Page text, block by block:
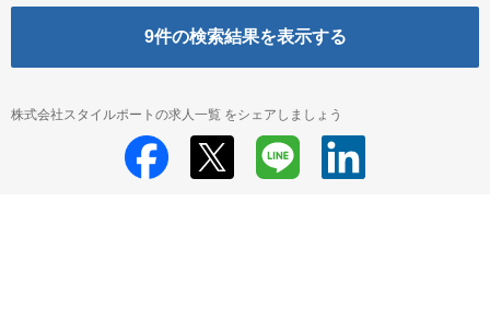
9件の検索結果を表示する
株式会社スタイルポートの求人一覧 をシェアしましょう